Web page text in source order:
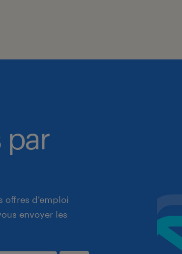
par
offres d'emploi
envoyer les